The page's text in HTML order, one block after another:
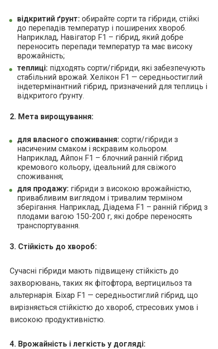
відкритий ґрунт: обирайте сорти та гібриди, стійкі
до перепадів температур і поширених хвороб.
Наприклад, Навігатор F1 – гібрид, який добре
переносить перепади температур та має високу
врожайність;
теплиці: підходять сорти/гібриди, які забезпечують
стабільний врожай. Хелікон F1 — середньостиглий
індетермінантний гібрид, призначений для теплиць і
відкритого ґрунту.
2. Мета вирощування:
для власного споживання: сорти/гібриди з
насиченим смаком і яскравим кольором.
Наприклад, Айпон F1 – блочний ранній гібрид
кремового кольору, ідеальний для свіжого
споживання;
для продажу: гібриди з високою врожайністю,
привабливим виглядом і тривалим терміном
зберігання. Наприклад, Діадема F1 – ранній гібрид з
плодами вагою 150-200 г, які добре переносять
транспортування.
3. Стійкість до хвороб:
Сучасні гібриди мають підвищену стійкість до
захворювань, таких як фітофтора, вертицильоз та
альтернарія. Біхар F1 — середньостиглий гібрид, що
вирізняється стійкістю до хвороб, стресових умов і
високою продуктивністю.
4. Врожайність і легкість у догляді: